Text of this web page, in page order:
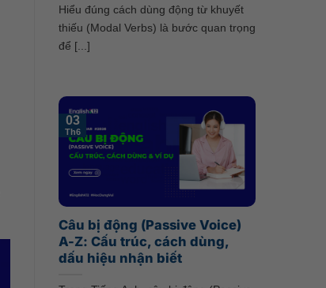
Hiểu đúng cách dùng động từ khuyết
thiếu (Modal Verbs) là bước quan trọng
để [...]
Câu bị động (Passive Voice)
A-Z: Cấu trúc, cách dùng,
dấu hiệu nhận biết
03
Th6